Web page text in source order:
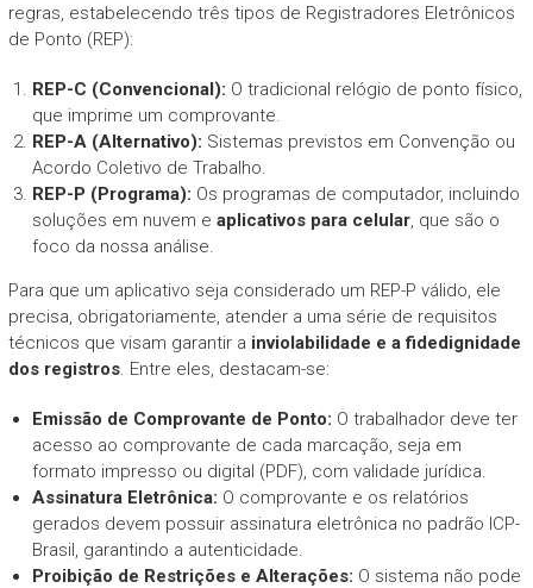
regras, estabelecendo três tipos de Registradores Eletrônicos
de Ponto (REP):
REP-C (Convencional): O tradicional relógio de ponto físico,
que imprime um comprovante.
REP-A (Alternativo): Sistemas previstos em Convenção ou
Acordo Coletivo de Trabalho.
REP-P (Programa): Os programas de computador, incluindo
soluções em nuvem e aplicativos para celular, que são o
foco da nossa análise.
Para que um aplicativo seja considerado um REP-P válido, ele
precisa, obrigatoriamente, atender a uma série de requisitos
técnicos que visam garantir a inviolabilidade e a fidedignidade
dos registros. Entre eles, destacam-se:
Emissão de Comprovante de Ponto: O trabalhador deve ter
acesso ao comprovante de cada marcação, seja em
formato impresso ou digital (PDF), com validade jurídica.
Assinatura Eletrônica: O comprovante e os relatórios
gerados devem possuir assinatura eletrônica no padrão ICP-
Brasil, garantindo a autenticidade.
Proibição de Restrições e Alterações: O sistema não pode